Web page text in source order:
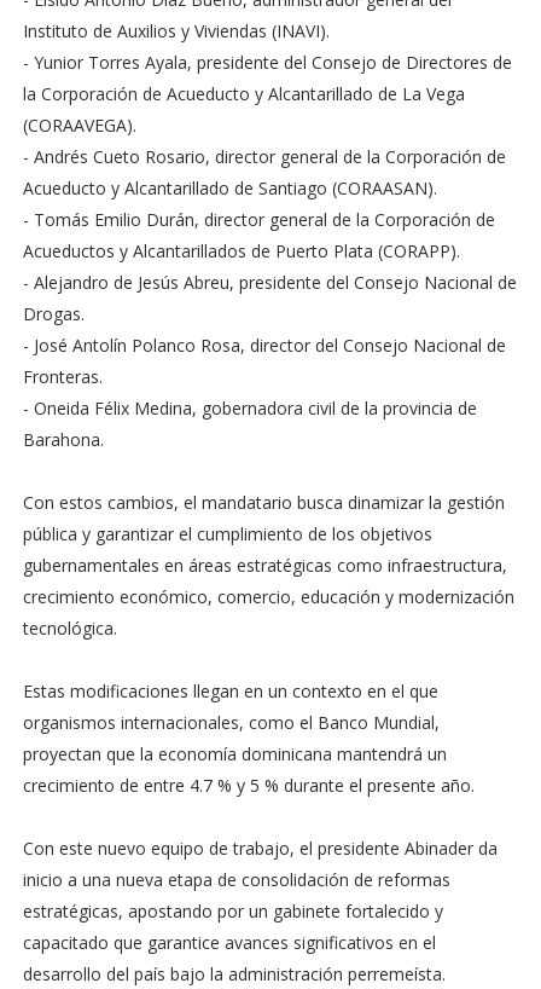
Instituto de Auxilios y Viviendas (INAVI).
- Yunior Torres Ayala, presidente del Consejo de Directores de
la Corporación de Acueducto y Alcantarillado de La Vega
(CORAAVEGA).
- Andrés Cueto Rosario, director general de la Corporación de
Acueducto y Alcantarillado de Santiago (CORAASAN).
- Tomás Emilio Durán, director general de la Corporación de
Acueductos y Alcantarillados de Puerto Plata (CORAPP).
- Alejandro de Jesús Abreu, presidente del Consejo Nacional de
Drogas.
- José Antolín Polanco Rosa, director del Consejo Nacional de
Fronteras.
- Oneida Félix Medina, gobernadora civil de la provincia de
Barahona.
Con estos cambios, el mandatario busca dinamizar la gestión
pública y garantizar el cumplimiento de los objetivos
gubernamentales en áreas estratégicas como infraestructura,
crecimiento económico, comercio, educación y modernización
tecnológica.
Estas modificaciones llegan en un contexto en el que
organismos internacionales, como el Banco Mundial,
proyectan que la economía dominicana mantendrá un
crecimiento de entre 4.7 % y 5 % durante el presente año.
Con este nuevo equipo de trabajo, el presidente Abinader da
inicio a una nueva etapa de consolidación de reformas
estratégicas, apostando por un gabinete fortalecido y
capacitado que garantice avances significativos en el
desarrollo del país bajo la administración perremeísta.